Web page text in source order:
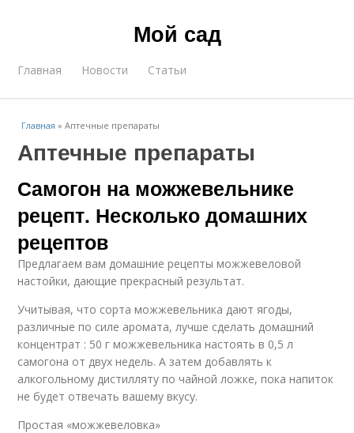
Мой сад
Главная Новости Статьи
Главная »Аптечные препараты
Аптечные препараты
Самогон на можжевельнике
рецепт. Несколько домашних
рецептов
Предлагаем вам домашние рецепты можжевеловой
настойки, дающие прекрасный результат.
Учитывая, что сорта можжевельника дают ягоды,
различные по силе аромата, лучше сделать домашний
концентрат : 50 г можжевельника настоять в 0,5 л
самогона от двух недель. А затем добавлять к
алкогольному дистилляту по чайной ложке, пока напиток
не будет отвечать вашему вкусу.
Простая «можжевеловка»